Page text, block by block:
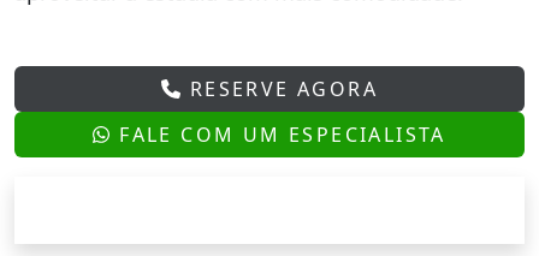
RESERVE AGORA
FALE COM UM ESPECIALISTA